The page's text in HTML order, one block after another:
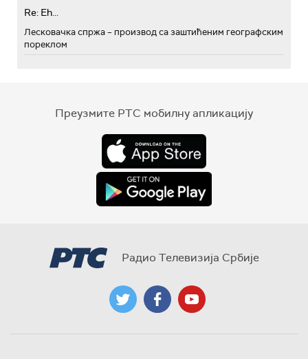
Re: Eh...
Лесковачка спржа – производ са заштићеним географским
пореклом
Преузмите РТС мобилну апликацију
Радио Телевизија Србије